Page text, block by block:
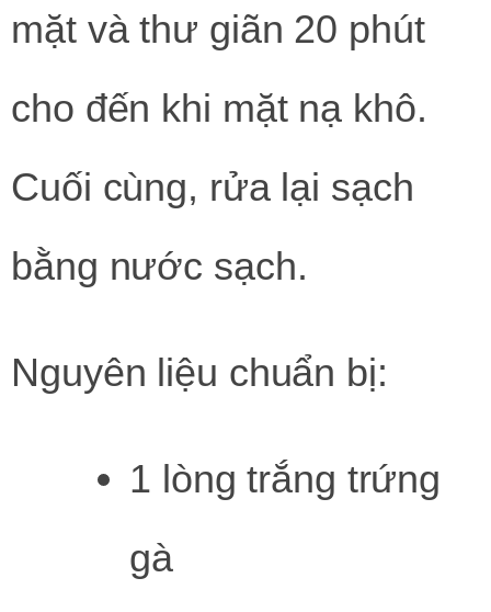
mặt và thư giãn 20 phút
cho đến khi mặt nạ khô.
Cuối cùng, rửa lại sạch
bằng nước sạch.
Nguyên liệu chuẩn bị:
1 lòng trắng trứng
gà